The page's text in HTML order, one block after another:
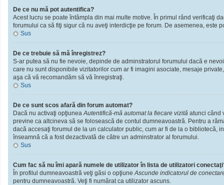
De ce nu mă pot autentifica?
Acest lucru se poate întâmpla din mai multe motive. În primul rând verificaţi
forumului ca să fiţi sigur că nu aveţi interdicţie pe forum. De asemenea,
Sus
De ce trebuie să mă înregistrez?
S-ar putea să nu fie nevoie, depinde de adminstratorul forumului dacă e
care nu sunt disponibile vizitatorilor cum ar fi imagini asociate, mesaje
aşa că vă recomandăm să vă înregistraţi.
Sus
De ce sunt scos afară din forum automat?
Dacă nu activaţi opţiuneaAutentifică-mă automat la fiecare vizită atunci când
previne ca altcineva să se folosească de contul dumneavoastră. Pentru a
dacă accesaţi forumul de la un calculator public, cum ar fi de la o bibliotecă,
înseamnă că a fost dezactivată de către un adminstrator al forumului.
Sus
Cum fac să nu îmi apară numele de utilizator în lista de utilizatori
În profilul dumneavoastră veţi găsi o opţiuneAscunde indicatorul de
pentru dumneavoastră. Veţi fi numărat ca utilizator ascuns.